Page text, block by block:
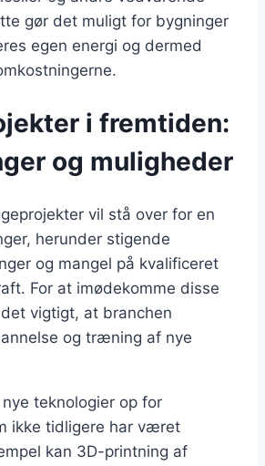
gør det muligt for bygninger
egen energi og dermed
i fremtiden:
og muligheder
vil stå over for en
herunder stigende
og mangel på kvalificeret
For at imødekomme disse
vigtigt, at branchen
og træning af nye
teknologier op for
ikke tidligere har været
kan 3D-printning af